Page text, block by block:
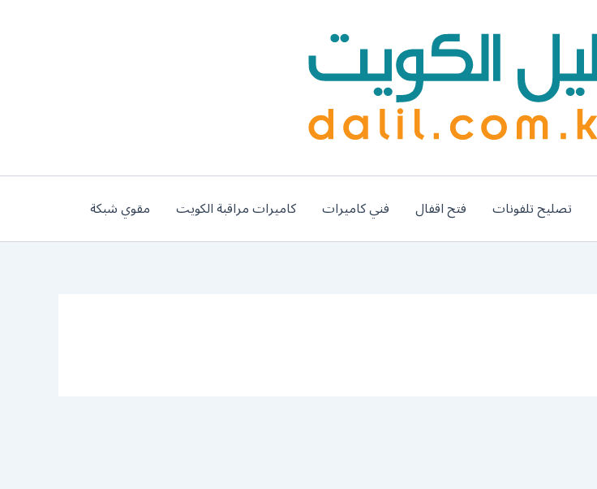
تصليح تلفونات فتح اقفال فني كاميرات كاميرات مراقبة الكويت مقوي شبكة